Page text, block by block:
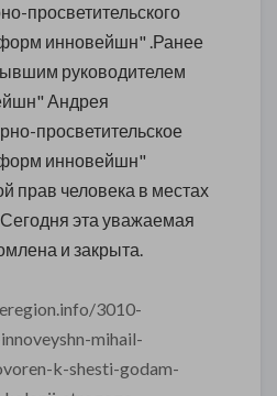
просветительского
инновейшн" .Ранее
руководителем
Андрея
просветительское
инновейшн"
прав человека в местах
эта уважаемая
и закрыта.
3010-
mihail-
k-shesti-godam-